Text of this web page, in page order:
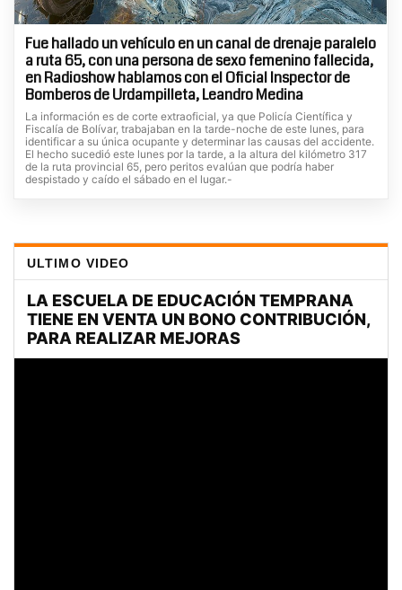
Fue hallado un vehículo en un canal de drenaje paralelo
a ruta 65, con una persona de sexo femenino fallecida,
en Radioshow hablamos con el Oficial Inspector de
Bomberos de Urdampilleta, Leandro Medina
La información es de corte extraoficial, ya que Policía Científica y
Fiscalía de Bolívar, trabajaban en la tarde-noche de este lunes, para
identificar a su única ocupante y determinar las causas del accidente.
El hecho sucedió este lunes por la tarde, a la altura del kilómetro 317
de la ruta provincial 65, pero peritos evalúan que podría haber
despistado y caído el sábado en el lugar.-
ULTIMO VIDEO